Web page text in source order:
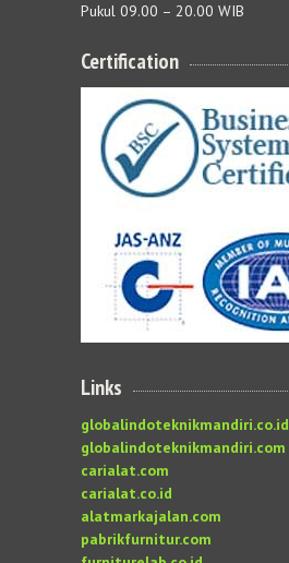
Pukul 09.00 – 20.00 WIB
Certification
Links
globalindoteknikmandiri.co.id
globalindoteknikmandiri.com
carialat.com
carialat.co.id
alatmarkajalan.com
pabrikfurnitur.com